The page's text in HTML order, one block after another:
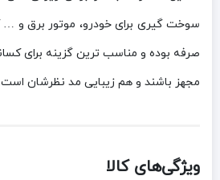
سوخت گیری برای خودرو، موتور برق و …
صرفه بوده و مناسب ترین گزینه برای
مجهز باشند و هم زیبایی مد نظرشان
ویژگی‌های کالا